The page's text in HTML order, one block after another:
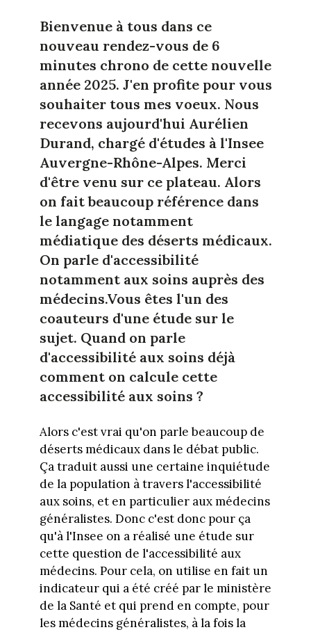
Bienvenue à tous dans ce
nouveau rendez-vous de 6
minutes chrono de cette nouvelle
année 2025. J'en profite pour vous
souhaiter tous mes voeux. Nous
recevons aujourd'hui Aurélien
Durand, chargé d'études à l'Insee
Auvergne-Rhône-Alpes. Merci
d'être venu sur ce plateau. Alors
on fait beaucoup référence dans
le langage notamment
médiatique des déserts médicaux.
On parle d'accessibilité
notamment aux soins auprès des
médecins.Vous êtes l'un des
coauteurs d'une étude sur le
sujet. Quand on parle
d'accessibilité aux soins déjà
comment on calcule cette
accessibilité aux soins ?
Alors c'est vrai qu'on parle beaucoup de
déserts médicaux dans le débat public.
Ça traduit aussi une certaine inquiétude
de la population à travers l'accessibilité
aux soins, et en particulier aux médecins
généralistes. Donc c'est donc pour ça
qu'à l'Insee on a réalisé une étude sur
cette question de l'accessibilité aux
médecins. Pour cela, on utilise en fait un
indicateur qui a été créé par le ministère
de la Santé et qui prend en compte, pour
les médecins généralistes, à la fois la